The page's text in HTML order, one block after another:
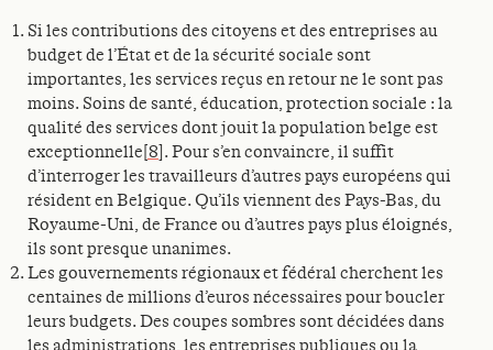
Si les contributions des citoyens et des entreprises au
budget de l’État et de la sécurité sociale sont
importantes, les services reçus en retour ne le sont pas
moins. Soins de santé, éducation, protection sociale : la
qualité des services dont jouit la population belge est
exceptionnelle[8] . Pour s’en convaincre, il suffit
d’interroger les travailleurs d’autres pays européens qui
résident en Belgique. Qu’ils viennent des Pays-Bas, du
Royaume-Uni, de France ou d’autres pays plus éloignés,
ils sont presque unanimes.
Les gouvernements régionaux et fédéral cherchent les
centaines de millions d’euros nécessaires pour boucler
leurs budgets. Des coupes sombres sont décidées dans
les administrations, les entreprises publiques ou la